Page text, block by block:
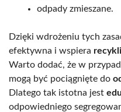
odpady zmieszane.
Dzięki wdrożeniu tych
efektywna i wspiera
Warto dodać, że w
mogą być pociągnięte do
Dlatego tak istotna jest
odpowiedniego